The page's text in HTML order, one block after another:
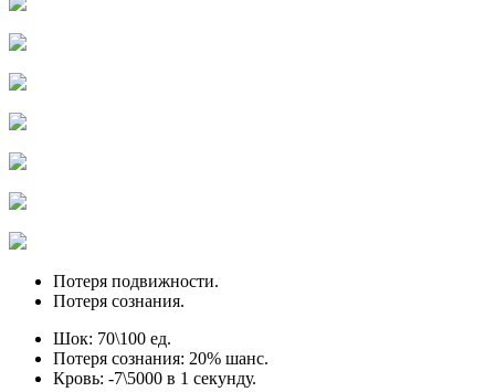
Потеря подвижности.
Потеря сознания.
Шок: 70\100 ед.
Потеря сознания: 20% шанс.
Кровь: -7\5000 в 1 секунду.